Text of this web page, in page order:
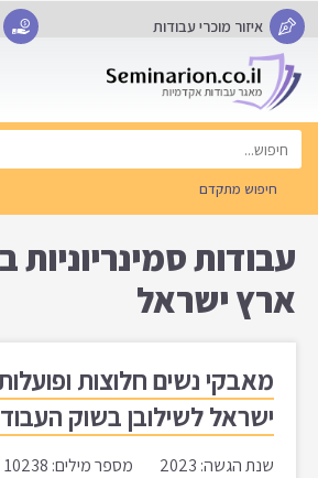
איזור מוכרי עבודות
חיפוש מתקדם
עבודות סמינריוניות
ארץ ישראל
מאבקי נשים חלוצות
ישראל לשילובן בשוק
שנת הגשה: 2023 מספר מילים: 10238